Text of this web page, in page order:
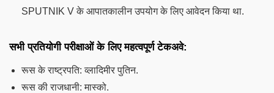
SPUTNIK V के आपातकालीन उपयोग के लिए आवेदन किया था.
सभी प्रतियोगी परीक्षाओं के लिए महत्वपूर्ण टेकअवे:
रूस के राष्ट्रपति: व्लादिमीर पुतिन.
रूस की राजधानी: मास्को.